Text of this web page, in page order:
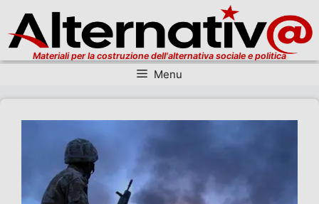
Materiali per la costruzione dell'alternativa sociale e politica
Menu